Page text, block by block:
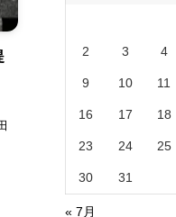
2 3 4
9 10 11
16 17 18
23 24 25
30 31
« 7月